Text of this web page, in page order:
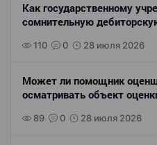
Как государственному
сомнительную
110 0 28 июля 2026
Может ли помощник
осматривать объект
89 0 28 июля 2026